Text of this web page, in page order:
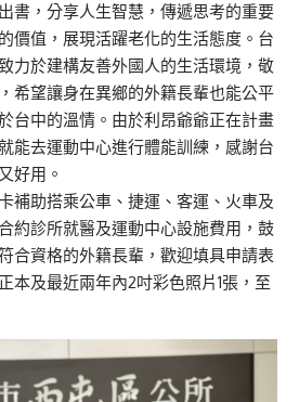
書，分享人生智慧，傳遞思考的重要
價值，展現活躍老化的生活態度。台
力於建構友善外國人的生活環境，敬
希望讓身在異鄉的外籍長輩也能公平
台中的溫情。由於利昂爺爺正在計畫
能去運動中心進行體能訓練，感謝台
好用。
補助搭乘公車、捷運、客運、火車及
約診所就醫及運動中心設施費用，鼓
合資格的外籍長輩，歡迎填具申請表
本及最近兩年內2吋彩色照片1張，至